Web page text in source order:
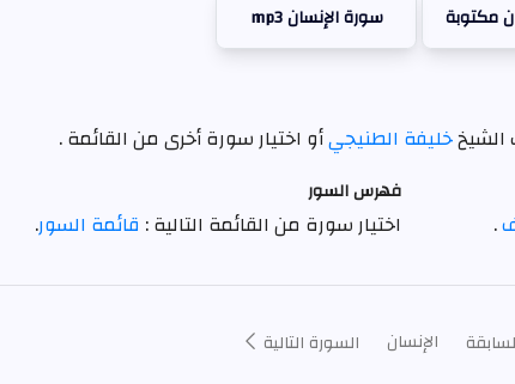
مكتوبة سورة الإنسان mp3
خليفة الطنيجيأو اختيار سورة أخرى من القائمة .
.
فهرس السور
اختيار سورة من القائمة التالية : قائمة السور.
الإنسان السورة التالية